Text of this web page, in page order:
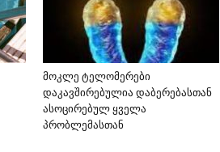
მოკლე ტელომერები
დაკავშირებულია დაბერებასთან
ასოცირებულ ყველა
პრობლემასთან